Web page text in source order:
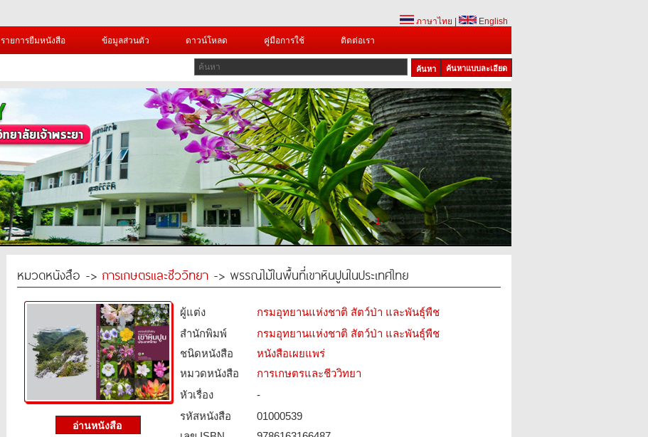
ภาษาไทย
English
รายการยืมหนังสือ ข้อมูลส่วนตัว ดาวน์โหลด คู่มือการใช้ ติดต่อเรา
ค้นหาแบบละเอียด
1 2 3 4
หมวดหนังสือ -> การเกษตรและชีววิทยา -> พรรณไม้ในพื้นที่เขาหินปูนในประเทศไทย
ผู้แต่ง
กรมอุทยานแห่งชาติ สัตว์ป่า และพันธุ์พืช
สำนักพิมพ์
กรมอุทยานแห่งชาติ สัตว์ป่า และพันธุ์พืช
ชนิดหนังสือ­
หนังสือเผยแพร่
หมวดหนังสือ­
การเกษตรและชีววิทยา
หัวเรื่อง
-
รหัสหนังสือ­
01000539